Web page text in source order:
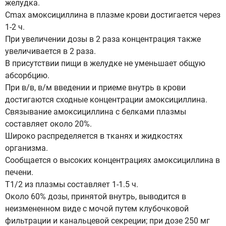
желудка.
Cmax амоксициллина в плазме крови достигается через
1-2 ч.
При увеличении дозы в 2 раза концентрация также
увеличивается в 2 раза.
В присутствии пищи в желудке не уменьшает общую
абсорбцию.
При в/в, в/м введении и приеме внутрь в крови
достигаются сходные концентрации амоксициллина.
Связывание амоксициллина с белками плазмы
составляет около 20%.
Широко распределяется в тканях и жидкостях
организма.
Сообщается о высоких концентрациях амоксициллина в
печени.
T1/2 из плазмы составляет 1-1.5 ч.
Около 60% дозы, принятой внутрь, выводится в
неизмененном виде с мочой путем клубочковой
фильтрации и канальцевой секреции; при дозе 250 мг